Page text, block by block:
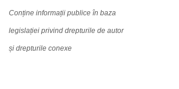
Conține informații publice în baza
legislației privind drepturile de autor
și drepturile conexe